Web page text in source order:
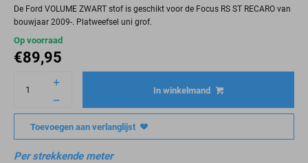
De Ford VOLUME ZWART stof is geschikt voor de Focus RS ST RECARO van
bouwjaar 2009-. Platweefsel uni grof.
Op voorraad
€89,95
In winkelmand
Toevoegen aan verlanglijst
Per strekkende meter